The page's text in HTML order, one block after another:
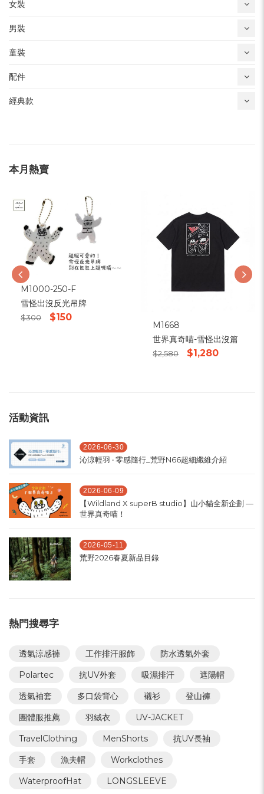
女裝
男裝
童裝
配件
經典款
本月熱賣
M1000-250-F
雪怪出沒反光吊牌
$300 $150
M1668
世界真奇喵-雪怪出沒篇
$2,580 $1,280
活動資訊
2026-06-30
沁涼輕羽 ‧ 零感隨行_荒野N66超細纖維介紹
2026-06-09
【Wildland X superB studio】山小貓全新企劃 —
世界真奇喵！
2026-05-11
荒野2026春夏新品目錄
熱門搜尋字
透氣涼感褲 工作排汗服飾
防水透氣外套
Polartec
抗UV外套 吸濕排汗
遮陽帽
透氣袖套
多口袋背心 襯衫
登山褲
團體服推薦
羽絨衣
UV-JACKET
TravelClothing
MenShorts
抗UV長袖
手套
漁夫帽
Workclothes
WaterproofHat
LONGSLEEVE